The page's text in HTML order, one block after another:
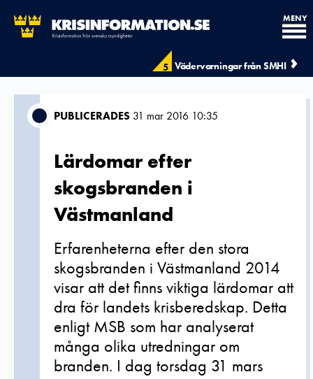
5 Vädervarningar från SMHI
MENY
PUBLICERADES 31 mar 2016 10:35
Lärdomar efter
skogsbranden i
Västmanland
Erfarenheterna efter den stora
skogsbranden i Västmanland 2014
visar att det finns viktiga lärdomar att
dra för landets krisberedskap. Detta
enligt MSB som har analyserat
många olika utredningar om
branden. I dag torsdag 31 mars